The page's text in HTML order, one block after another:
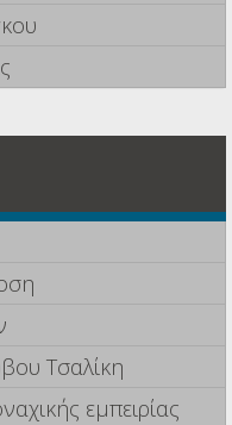
Τσαλίκη
εμπειρίας